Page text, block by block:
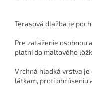
Terasová dlažba je
Pre zaťaženie osobnou
platní do maltového
Vrchná hladká vrstva
látkam, proti obrúseniu